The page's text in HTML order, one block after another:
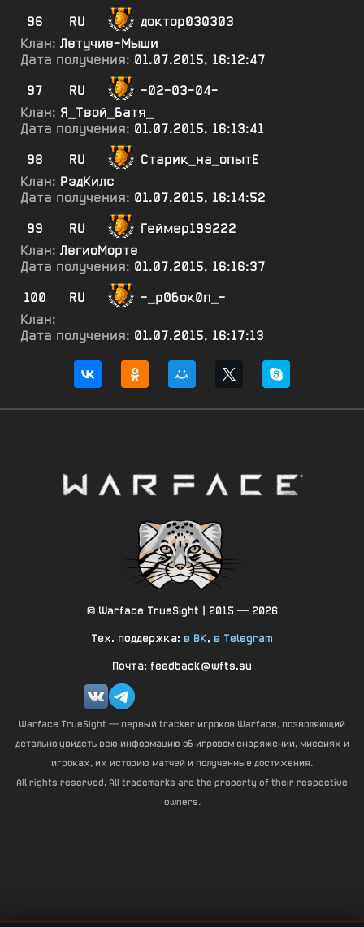
96
RU
доктор030303
Клан: Летучие-Мыши
Дата получения: 01.07.2015, 16:12:47
97
RU
-02-03-04-
Клан: Я_Твой_Батя_
Дата получения: 01.07.2015, 16:13:41
98
RU
Старик_на_опытЕ
Клан: РэдКилс
Дата получения: 01.07.2015, 16:14:52
99
RU
Геймер199222
Клан: ЛегиоМорте
Дата получения: 01.07.2015, 16:16:37
100
RU
-_р0бок0п_-
Клан:
Дата получения: 01.07.2015, 16:17:13
© Warface TrueSight | 2015 — 2026
Тех. поддержка: в ВК, в Telegram
Почта: feedback@wfts.su
Warface TrueSight — первый tracker игроков Warface, позволяющий
детально увидеть всю информацию об игровом снаряжении, миссиях и
игроках, их историю матчей и полученные достижения.
All rights reserved. All trademarks are the property of their respective
owners.